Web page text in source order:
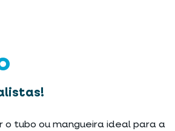
o tubo ou mangueira ideal para a